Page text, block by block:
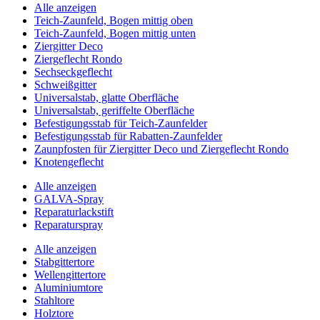
Alle anzeigen
Teich-Zaunfeld, Bogen mittig oben
Teich-Zaunfeld, Bogen mittig unten
Ziergitter Deco
Ziergeflecht Rondo
Sechseckgeflecht
Schweißgitter
Universalstab, glatte Oberfläche
Universalstab, geriffelte Oberfläche
Befestigungsstab für Teich-Zaunfelder
Befestigungsstab für Rabatten-Zaunfelder
Zaunpfosten für Ziergitter Deco und Ziergeflecht Rondo
Knotengeflecht
Alle anzeigen
GALVA-Spray
Reparaturlackstift
Reparaturspray
Alle anzeigen
Stabgittertore
Wellengittertore
Aluminiumtore
Stahltore
Holztore